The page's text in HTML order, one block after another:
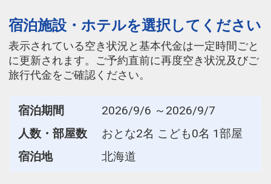
宿泊施設・ホテルを選択してください
表示されている空き状況と基本代金は一定時間ごと
に更新されます。ご予約直前に再度空き状況及びご
旅行代金をご確認ください。
宿泊期間
2026/9/6 ～2026/9/7
人数・部屋数
おとな2名 こども0名 1部屋
宿泊地
北海道